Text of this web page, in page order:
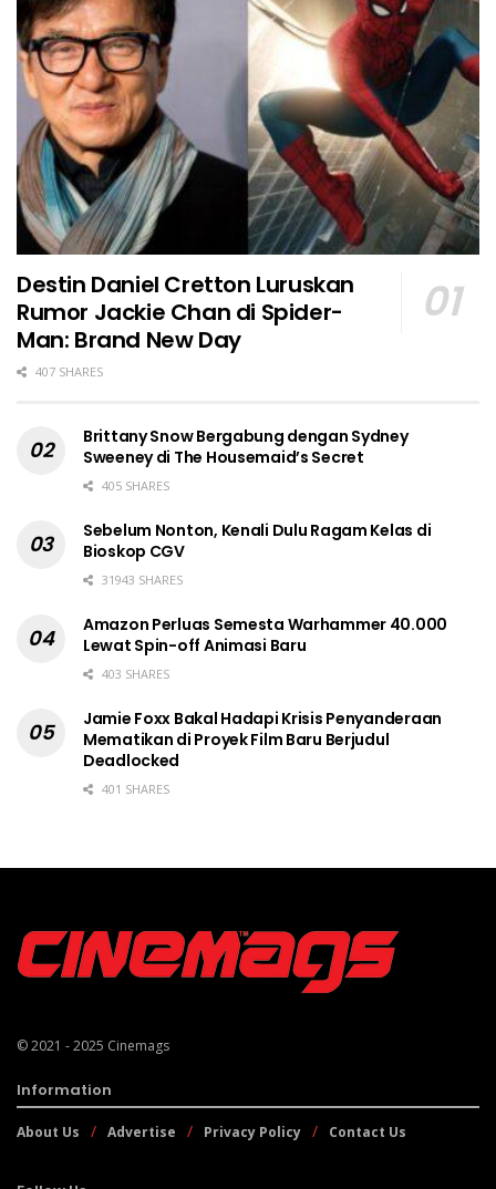
Destin Daniel Cretton Luruskan
Rumor Jackie Chan di Spider-
Man: Brand New Day
407 SHARES
Brittany Snow Bergabung dengan Sydney
Sweeney di The Housemaid’s Secret
405 SHARES
Sebelum Nonton, Kenali Dulu Ragam Kelas di
Bioskop CGV
31943 SHARES
Amazon Perluas Semesta Warhammer 40.000
Lewat Spin-off Animasi Baru
403 SHARES
Jamie Foxx Bakal Hadapi Krisis Penyanderaan
Mematikan di Proyek Film Baru Berjudul
Deadlocked
401 SHARES
© 2021 - 2025 Cinemags
Information
About Us Advertise Privacy Policy Contact Us